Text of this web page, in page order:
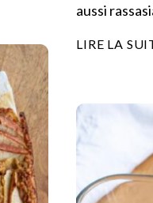
aussi
LIRE LA